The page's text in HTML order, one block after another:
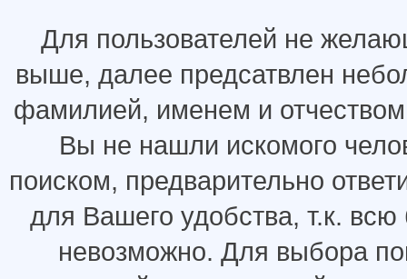
Для пользователей не
выше, далее предсатвлен
фамилией, именем и
Вы не нашли искомого
поиском, предварительно
для Вашего удобства, т.к.
невозможно. Для выбора